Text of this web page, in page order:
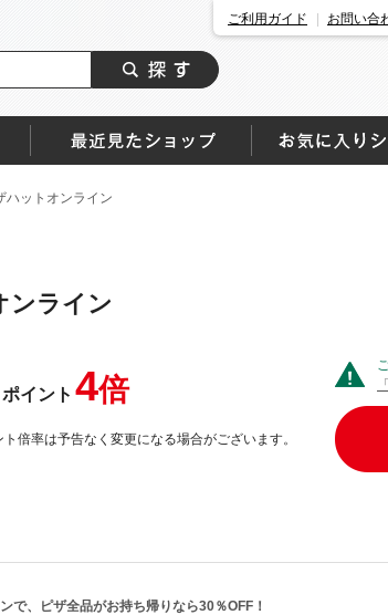
ご利用ガイド お問い合
ハットオンライン
ンライン
ポイント 4倍
倍率は予告なく変更になる場合がございます。
で、ピザ全品がお持ち帰りなら30％OFF！